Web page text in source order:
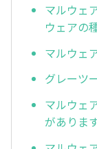
マルウェ
ウェアの
マルウェ
グレーツ
マルウェ
がありま